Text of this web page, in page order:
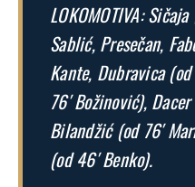
LOKOMOTIVA:
Sablić, Presečan,
Kante, Dubravica
76′ Božinović),
Bilandžić (od 76′
(od 46′ Benko).